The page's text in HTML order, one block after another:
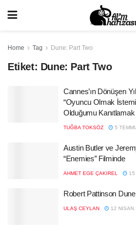
Home Tag Dune: Part Two
Etiket: Dune: Part Two
Cannes’ın Dönüşen
“Oyuncu Olmak
Olduğumu Kanıtlamak
TUĞBA TOKSÖZ 5
Austin Butler ve
“Enemies” Filminde
AHMET EGE ÇAKIREL 15
Robert Pattinson
ULAŞ CEYLAN 12 NISAN